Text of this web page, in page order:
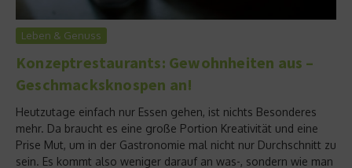
Leben & Genuss
Konzeptrestaurants: Gewohnheiten aus –
Geschmacksknospen an!
Heutzutage einfach nur Essen gehen, ist nichts Besonderes
mehr. Da braucht es eine große Portion Kreativität und eine
Prise Mut, um in der Gastronomie mal nicht nur Durchschnitt zu
sein. Es kommt also weniger darauf an was-, sondern wie man